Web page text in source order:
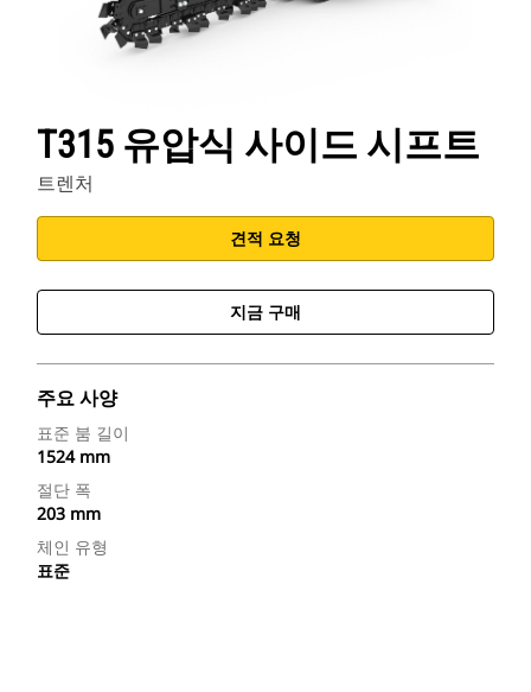
T315 유압식 사이드 시프트
트렌처
견적 요청
지금 구매
주요 사양
표준 붐 길이
1524 mm
절단 폭
203 mm
체인 유형
표준